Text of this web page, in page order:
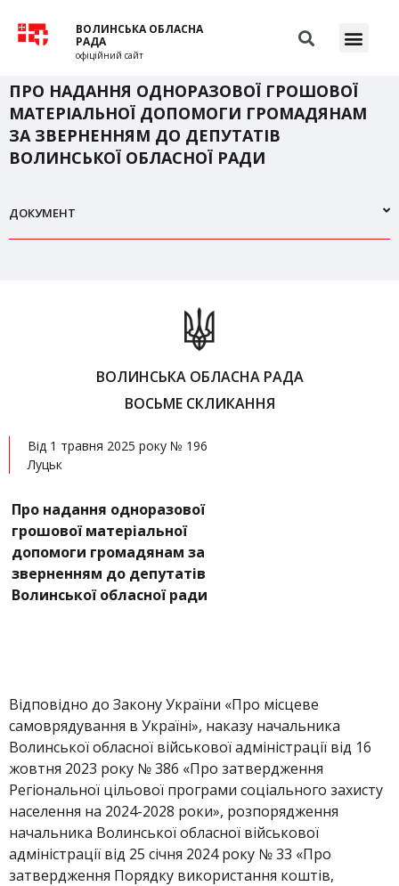
ВОЛИНСЬКА ОБЛАСНА
РАДА
офіційний сайт
ПРО НАДАННЯ ОДНОРАЗОВОЇ ГРОШОВОЇ
МАТЕРІАЛЬНОЇ ДОПОМОГИ ГРОМАДЯНАМ
ЗА ЗВЕРНЕННЯМ ДО ДЕПУТАТІВ
ВОЛИНСЬКОЇ ОБЛАСНОЇ РАДИ
ДОКУМЕНТ
ВОЛИНСЬКА ОБЛАСНА РАДА
ВОСЬМЕ СКЛИКАННЯ
Від 1 травня 2025 року № 196
Луцьк
Про надання одноразової
грошової матеріальної
допомоги громадянам за
зверненням до депутатів
Волинської обласної ради
Відповідно до Закону України «Про місцеве
самоврядування в Україні», наказу начальника
Волинської обласної військової адміністрації від 16
жовтня 2023 року № 386 «Про затвердження
Регіональної цільової програми соціального захисту
населення на 2024-2028 роки», розпорядження
начальника Волинської обласної військової
адміністрації від 25 січня 2024 року № 33 «Про
затвердження Порядку використання коштів,